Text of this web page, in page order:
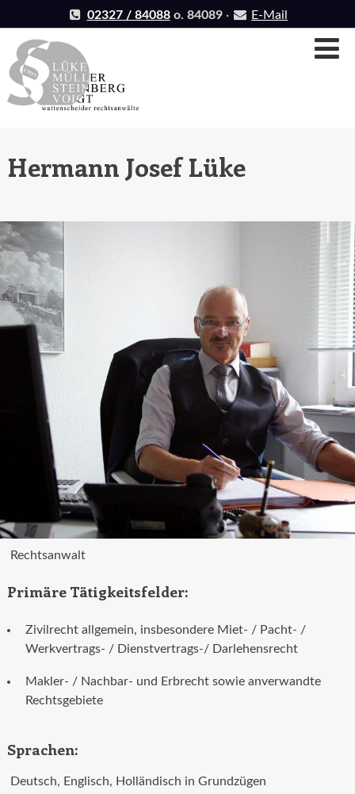
to
content
02327 / 84088o. 84089· E-Mail
Hermann Josef Lüke
Rechtsanwalt
Primäre Tätigkeitsfelder:
Zivilrecht allgemein, insbesondere Miet- / Pacht- /
Werkvertrags- / Dienstvertrags-/ Darlehensrecht
Makler- / Nachbar- und Erbrecht sowie anverwandte
Rechtsgebiete
Sprachen:
Deutsch, Englisch, Holländisch in Grundzügen